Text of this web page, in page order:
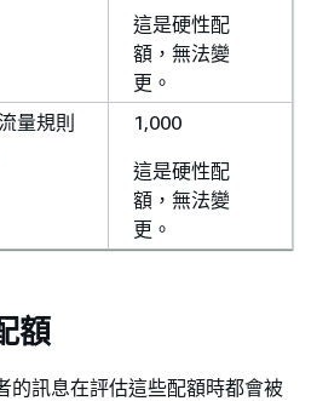
這是硬性配
額，無法變
更。
量規則
1,000
這是硬性配
額，無法變
更。
額
的訊息在評估這些配額時都會被